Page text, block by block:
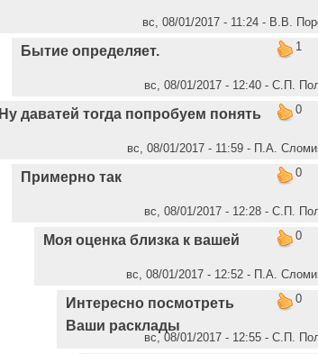
вс, 08/01/2017 - 11:24 - В.В.
1
Бытие определяет.
вс, 08/01/2017 - 12:40 - C.П.
0
Ну даватей тогда попробуем понять
вс, 08/01/2017 - 11:59 - П.А.
0
Примерно так
вс, 08/01/2017 - 12:28 - C.П.
0
Моя оценка близка к вашей
вс, 08/01/2017 - 12:52 - П.А.
0
Интересно посмотреть
Ваши расклады
вс, 08/01/2017 - 12:55 - C.П.